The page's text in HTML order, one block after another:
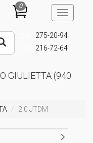
Toggle
0
275-20-94
216-72-64
GIULIETTA (940
2.0 JTDM